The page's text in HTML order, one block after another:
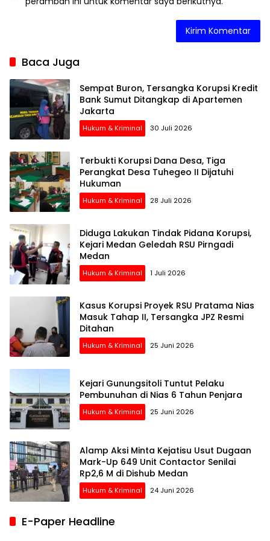
Baca Juga
Sempat Buron, Tersangka Korupsi Kredit
Bank Sumut Ditangkap di Apartemen
Jakarta
Hukum & Kriminal 30 Juli 2026
Terbukti Korupsi Dana Desa, Tiga
Perangkat Desa Tuhegeo II Dijatuhi
Hukuman
Hukum & Kriminal 28 Juli 2026
Diduga Lakukan Tindak Pidana Korupsi,
Kejari Medan Geledah RSU Pirngadi
Medan
Hukum & Kriminal 1 Juli 2026
Kasus Korupsi Proyek RSU Pratama Nias
Masuk Tahap II, Tersangka JPZ Resmi
Ditahan
Hukum & Kriminal 25 Juni 2026
Kejari Gunungsitoli Tuntut Pelaku
Pembunuhan di Nias 6 Tahun Penjara
Hukum & Kriminal 25 Juni 2026
Alamp Aksi Minta Kejatisu Usut Dugaan
Mark-Up 649 Unit Contactor Senilai
Rp2,6 M di Dishub Medan
Hukum & Kriminal 24 Juni 2026
E-Paper Headline